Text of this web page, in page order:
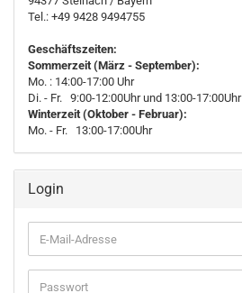
Tel.: +49 9428 9494755
Geschäftszeiten:
Sommerzeit (März - September):
Mo. : 14:00-17:00 Uhr
Di. - Fr. 9:00-12:00Uhr und 13:00-17:00Uhr
Winterzeit (Oktober - Februar):
Mo. - Fr. 13:00-17:00Uhr
Login
E-
Mail-
Adresse
Passwort